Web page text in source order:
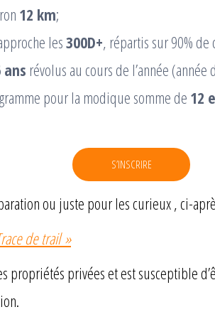
12 km;
les300D+, répartis sur 90%
ans révolus au cours de l’année (année
pour la modique somme de 12
S’INSCRIRE
ou juste pour les curieux , ci-
de trail »
propriétés privées et est susceptible